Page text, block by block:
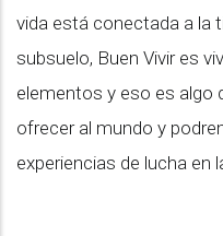
vida está conectada a la
subsuelo, Buen Vivir es
elementos y eso es algo
ofrecer al mundo y
experiencias de lucha en